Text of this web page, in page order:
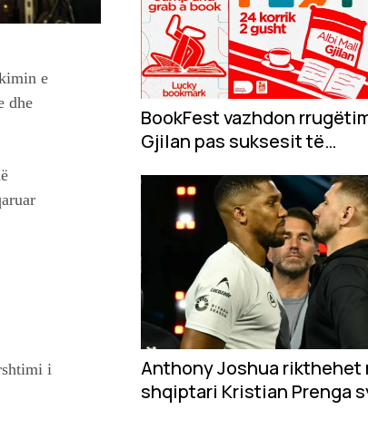
e
dhe
i
BookFest vazhdon
Gjilan pas suksesit të
Anthony Joshua rikthehet
shqiptari Kristian Prenga